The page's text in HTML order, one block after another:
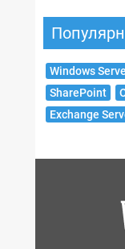
Windows
SharePoint
Exchange